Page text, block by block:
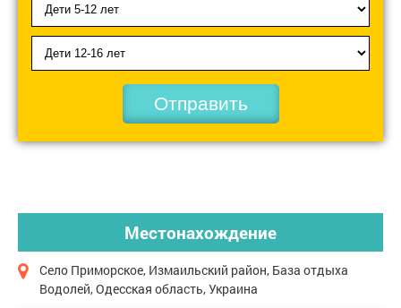
Местонахождение
Село Приморское, Измаильский район, База отдыха
Водолей, Одесская область, Украина
Отправить